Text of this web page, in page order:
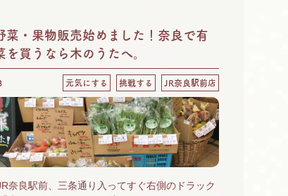
菜・果物販売始めました！奈良で有
を買うなら木のうたへ。
元気にする 挑戦する JR奈良駅前店
駅前、三条通り入ってすぐ右側のドラック